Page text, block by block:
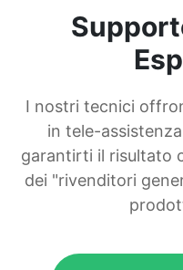
I nostri tecnici
in tele-
garantirti il risultato
dei "rivenditori